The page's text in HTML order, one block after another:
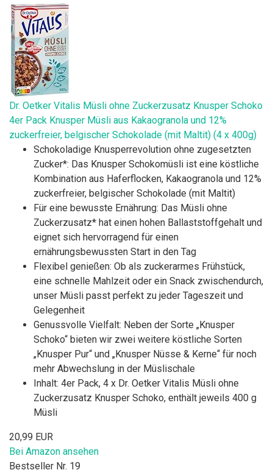
Dr. Oetker Vitalis Müsli ohne Zuckerzusatz Knusper Schoko
4er Pack Knusper Müsli aus Kakaogranola und 12%
zuckerfreier, belgischer Schokolade (mit Maltit) (4 x 400g)
Schokoladige Knusperrevolution ohne zugesetzten
Zucker*: Das Knusper Schokomüsli ist eine köstliche
Kombination aus Haferflocken, Kakaogranola und 12%
zuckerfreier, belgischer Schokolade (mit Maltit)
Für eine bewusste Ernährung: Das Müsli ohne
Zuckerzusatz* hat einen hohen Ballaststoffgehalt und
eignet sich hervorragend für einen
ernährungsbewussten Start in den Tag
Flexibel genießen: Ob als zuckerarmes Frühstück,
eine schnelle Mahlzeit oder ein Snack zwischendurch,
unser Müsli passt perfekt zu jeder Tageszeit und
Gelegenheit
Genussvolle Vielfalt: Neben der Sorte „Knusper
Schoko“ bieten wir zwei weitere köstliche Sorten
„Knusper Pur“ und „Knusper Nüsse & Kerne“ für noch
mehr Abwechslung in der Müslischale
Inhalt: 4er Pack, 4 x Dr. Oetker Vitalis Müsli ohne
Zuckerzusatz Knusper Schoko, enthält jeweils 400 g
Müsli
20,99 EUR
Bei Amazon ansehen
Bestseller Nr. 19